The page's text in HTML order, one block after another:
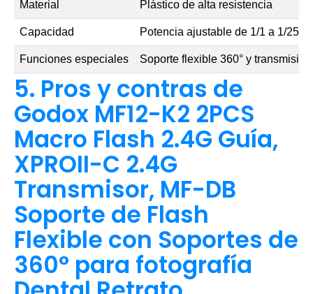
Material Plástico de alta resistencia
Capacidad Potencia ajustable de 1/1 a 1/256
Funciones especiales Soporte flexible 360° y
5. Pros y contras de
Godox MF12-K2 2PCS
Macro Flash 2.4G Guía,
XPROII-C 2.4G
Transmisor, MF-DB
Soporte de Flash
Flexible con Soportes de
360° para fotografía